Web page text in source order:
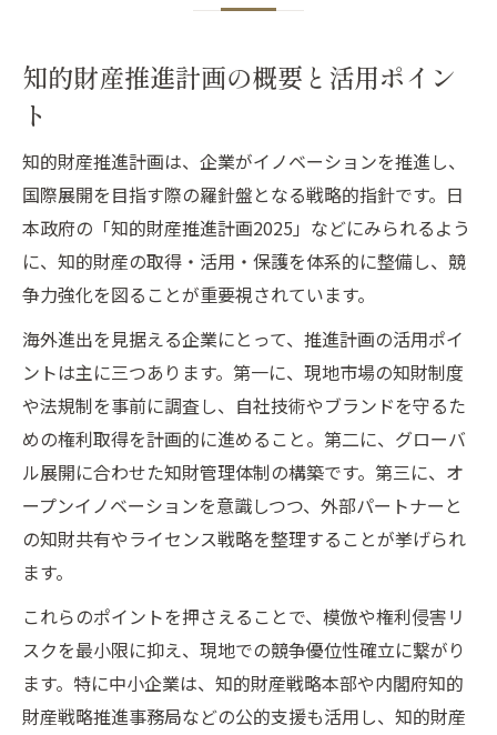
知的財産推進計画の概要と活用ポイン
ト
知的財産推進計画は、企業がイノベーションを推進し、
国際展開を目指す際の羅針盤となる戦略的指針です。日
本政府の「知的財産推進計画2025」などにみられるよう
に、知的財産の取得・活用・保護を体系的に整備し、競
争力強化を図ることが重要視されています。
海外進出を見据える企業にとって、推進計画の活用ポイ
ントは主に三つあります。第一に、現地市場の知財制度
や法規制を事前に調査し、自社技術やブランドを守るた
めの権利取得を計画的に進めること。第二に、グローバ
ル展開に合わせた知財管理体制の構築です。第三に、オ
ープンイノベーションを意識しつつ、外部パートナーと
の知財共有やライセンス戦略を整理することが挙げられ
ます。
これらのポイントを押さえることで、模倣や権利侵害リ
スクを最小限に抑え、現地での競争優位性確立に繋がり
ます。特に中小企業は、知的財産戦略本部や内閣府知的
財産戦略推進事務局などの公的支援も活用し、知的財産